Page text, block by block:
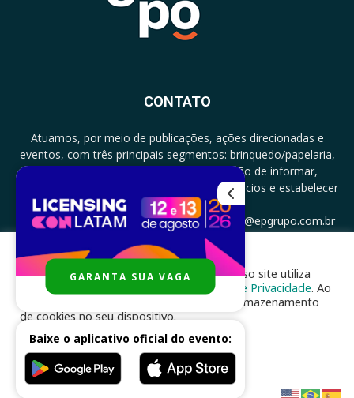
CONTATO
Atuamos, por meio de publicações, ações direcionadas e
eventos, com três principais segmentos: brinquedo/papelaria,
licenciamento e zero a três com a missão de informar,
documentar, proporcionar encontro de negócios e estabelecer
parcerias.
CONTATO: +5511994513097 - atendimento@epgrupo.com.br
SIGA-NOS
Desenvolvido pornhsinfo.com.br
Para melhor experiência e navegação, nosso site utiliza
cookies, de acordo com a nossa
Política de Privacidade. Ao
clicar em “aceito”, você concorda com o armazenamento
de cookies no seu dispositivo.
ACEITAR
GARANTA SUA VAGA
Baixe o aplicativo oficial do evento: